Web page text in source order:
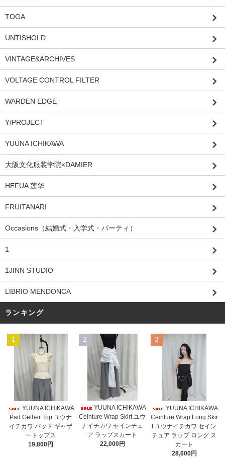
TOGA
UNTISHOLD
VINTAGE&ARCHIVES
VOLTAGE CONTROL FILTER
WARDEN EDGE
Y/PROJECT
YUUNA ICHIKAWA
大阪文化服装学院×DAMIER
HEFUA 莲华
FRUITANARI
Occasions（結婚式・入学式・パーティ）
1
1JINN STUDIO
LIBRIO MENDONCA
ランキング
1
YUUNA ICHIKAWA
Pad Gether Top ユウナ
イチカワ パッド ギャザ
ートップス
19,800円
2
YUUNA ICHIKAWA
Ceinture Wrap Skirt ユウ
ナイチカワ セインチュ
ア ラップスカート
22,000円
3
YUUNA ICHIKAWA
Ceinture Wrap Long Skir
t ユウナイチカワ セイン
チュア ラップ ロング ス
カート
28,600円